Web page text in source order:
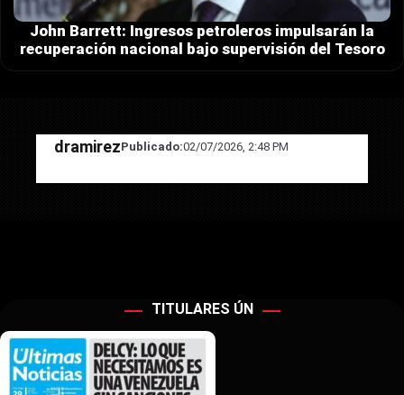
​John Barrett: Ingresos petroleros impulsarán la
recuperación nacional bajo supervisión del Tesoro
dramirezPublicado:02/07/2026, 2:48 PM
TITULARES ÚN